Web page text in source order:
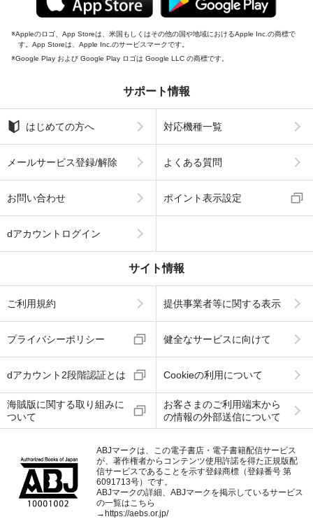
Appleのロゴ、App Storeは、米国もしくはその他の国や地域におけるApple Inc.の商標で
す。App Storeは、Apple Inc.のサービスマークです。
Google Play および Google Play ロゴは Google LLC の商標です。
サポート情報
はじめての方へ 対応機種一覧
メールサービス登録/解除 よくある質問
お問い合わせ ポイント表示設定
dアカウントログイン
サイト情報
ご利用規約 提供事業者等に関する表示
プライバシーポリシー 健全なサービスに向けて
dアカウント2段階認証とは Cookieの利用について
海賊版に関する取り組みに
ついて
お客さまのご利用端末から
の情報の外部送信について
ABJマークは、この電子書店・電子書籍配信サービス
が、著作権者からコンテンツ使用許諾を得た正規版配
信サービスであることを示す登録商標（登録番号 第
6091713号）です。
ABJマークの詳細、ABJマークを掲示しているサービス
の一覧はこちら
→ https://aebs.or.jp/